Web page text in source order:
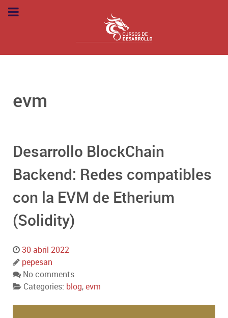
evm
Desarrollo BlockChain
Backend: Redes compatibles
con la EVM de Etherium
(Solidity)
30 abril 2022
pepesan
No comments
Categories: blog,evm